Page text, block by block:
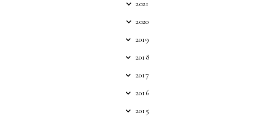
2021
2020
2019
2018
2017
2016
2015